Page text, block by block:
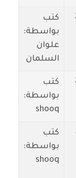
كتب
بواسطة:
علوان
السلمان
كتب
بواسطة:
shooq
كتب
بواسطة:
shooq